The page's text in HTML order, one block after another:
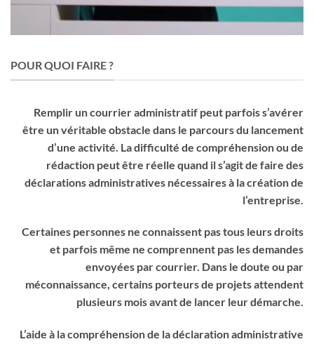
POUR QUOI FAIRE ?
Remplir un courrier administratif peut parfois s’avérer
être un véritable obstacle dans le parcours du lancement
d’une activité. La difficulté de compréhension ou de
rédaction peut être réelle quand il s’agit de faire des
déclarations administratives nécessaires à la création de
l’entreprise.
Certaines personnes ne connaissent pas tous leurs droits
et parfois même ne comprennent pas les demandes
envoyées par courrier. Dans le doute ou par
méconnaissance, certains porteurs de projets attendent
plusieurs mois avant de lancer leur démarche.
L’aide à la compréhension de la déclaration administrative